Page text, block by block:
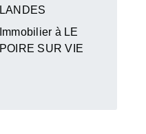
LANDES
Immobilier à LE
POIRE SUR VIE